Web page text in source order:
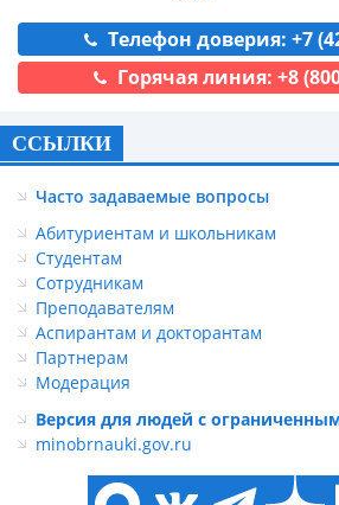
Телефон доверия: +7
Горячая линия: +8
ССЫЛКИ
Часто задаваемые вопросы
Абитуриентам и школьникам
Студентам
Сотрудникам
Преподавателям
Аспирантам и докторантам
Партнерам
Модерация
Версия для людей с
minobrnauki.gov.ru